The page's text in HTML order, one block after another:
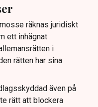
räknas juridiskt
ett inhägnat
i
rätten har sina
även på
rätt att blockera